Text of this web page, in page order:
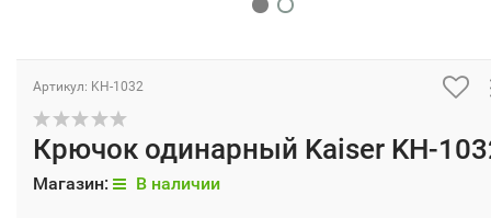
Артикул: KH-1032
Крючок одинарный Kaiser KH-
Магазин: В наличии